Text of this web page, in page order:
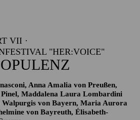
VII ·
"HER:VOICE"
Anna Amalia von Preußen,